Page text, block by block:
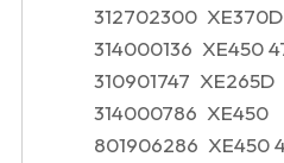
312702300 XE370D
314000136 XE450
310901747 XE265D
314000786 XE450
801906286 XE450